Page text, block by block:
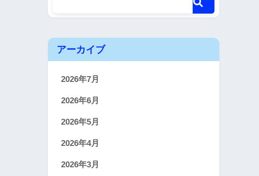
アーカイブ
2026年7月
2026年6月
2026年5月
2026年4月
2026年3月